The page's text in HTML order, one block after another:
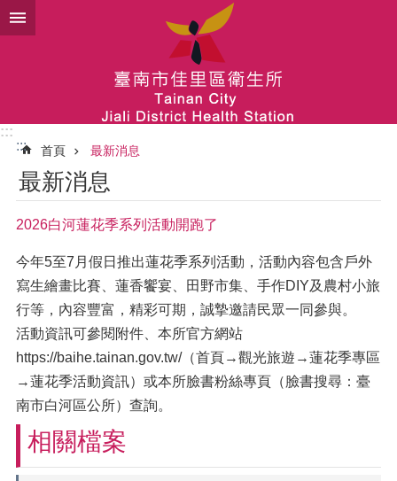
跳到主要內容區塊
:::
:::
首頁 最新消息
最新消息
2026白河蓮花季系列活動開跑了
今年5至7月假日推出蓮花季系列活動，活動內容包含戶外
寫生繪畫比賽、蓮香饗宴、田野市集、手作DIY及農村小旅
行等，內容豐富，精彩可期，誠摯邀請民眾一同參與。
活動資訊可參閱附件、本所官方網站
https://baihe.tainan.gov.tw/（首頁→觀光旅遊→蓮花季專區
→蓮花季活動資訊）或本所臉書粉絲專頁（臉書搜尋：臺
南市白河區公所）查詢。
相關檔案